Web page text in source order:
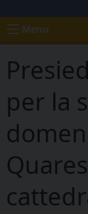
Menu
per la